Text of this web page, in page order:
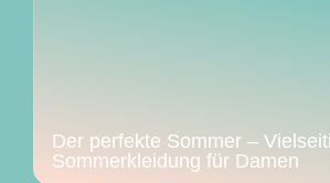
Der perfekte Sommer –
Sommerkleidung für Damen